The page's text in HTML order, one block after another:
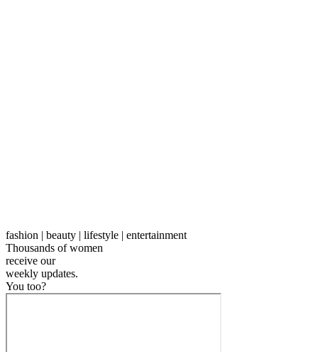
fashion | beauty | lifestyle | entertainment
Thousands of women
receive our
weekly updates.
You too?